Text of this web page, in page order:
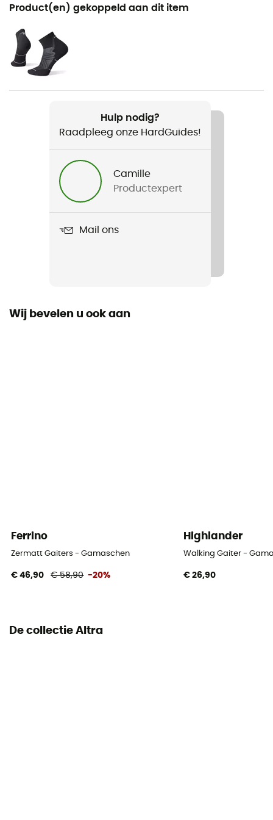
Nordic Wandel / Trailrunning / Hardlopen
Voor
Heren / Dames
Product
Product(en) gekoppeld aan dit item
Hulp nodig?
Raadpleeg onze HardGuides!
Camille
Productexpert
Mail ons
Wij bevelen u ook aan
Ferrino
Zermatt Gaiters - Gamaschen
€ 46,90 € 58,90 -20%
Highlander
Walking Gaiter -
€ 26,90
De collectie Altra